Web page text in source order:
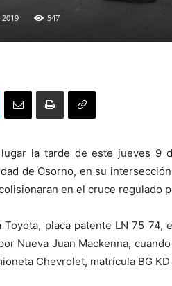
547
la tarde de este jueves 9
de Osorno, en su
en el cruce regulado
placa patente LN 75 74,
Nueva Juan Mackenna,
Chevrolet, matrícula BG KD